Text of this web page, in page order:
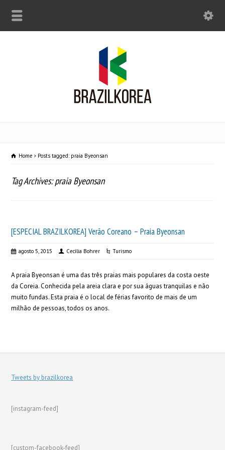
Home Posts tagged: praia Byeonsan
Tag Archives: praia Byeonsan
[ESPECIAL BRAZILKOREA] Verão Coreano – Praia Byeonsan
agosto 5, 2015 Cecilia Bohrer Turismo
A praia Byeonsan é uma das três praias mais populares da costa oeste
da Coreia. Conhecida pela areia clara e por sua águas tranquilas e não
muito fundas. Esta praia é o local de férias favorito de mais de um
milhão de pessoas, todos os anos.
Tweets by brazilkorea
[instagram-feed]
[custom-facebook-feed]